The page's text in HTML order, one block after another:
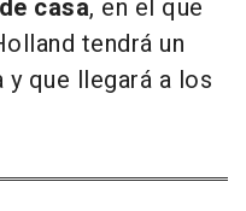
casa, en el que
tendrá un
que llegará a los